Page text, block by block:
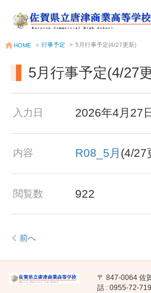
HOME > 行事予定 > 5月行事予定(4/27更新)
5月行事予定(4/27
入力日 2026年4月27
内容 R08_5月 (4/27
閲覧数 922
前へ
〒 847-0064 佐
話 : 0955-72-